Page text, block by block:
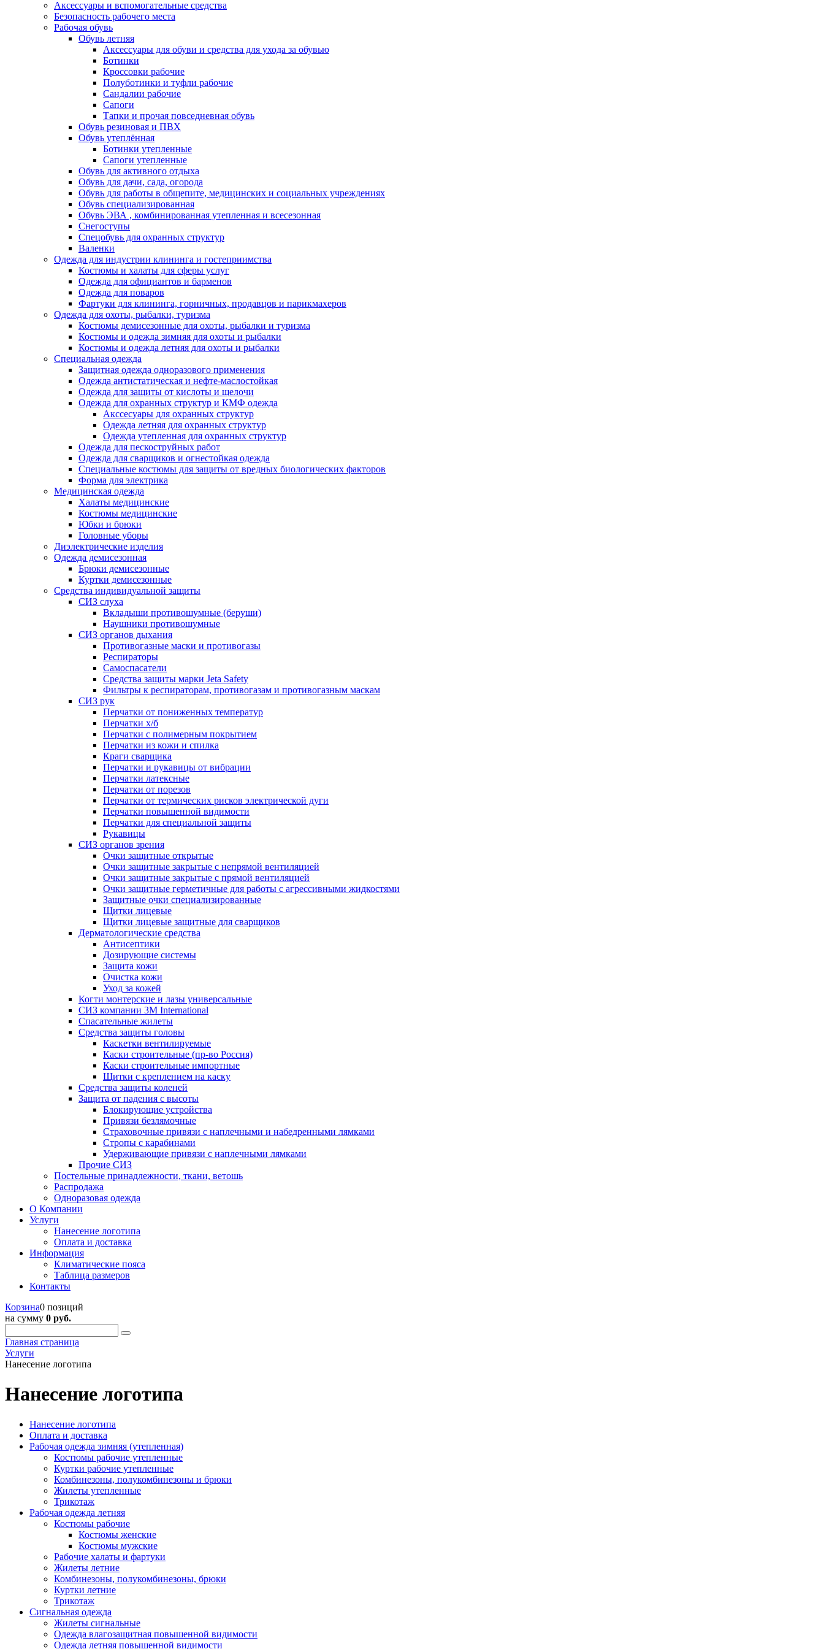
Аксессуары и вспомогательные средства
Безопасность рабочего места
Рабочая обувь
Обувь летняя
Аксессуары для обуви и средства для ухода за обувью
Ботинки
Кроссовки рабочие
Полуботинки и туфли рабочие
Сандалии рабочие
Сапоги
Тапки и прочая повседневная обувь
Обувь резиновая и ПВХ
Обувь утеплённая
Ботинки утепленные
Сапоги утепленные
Обувь для активного отдыха
Обувь для дачи, сада, огорода
Обувь для работы в общепите, медицинских и социальных учреждениях
Обувь специализированная
Обувь ЭВА , комбинированная утепленная и всесезонная
Снегоступы
Спецобувь для охранных структур
Валенки
Одежда для индустрии клининга и гостеприимства
Костюмы и халаты для сферы услуг
Одежда для официантов и барменов
Одежда для поваров
Фартуки для клининга, горничных, продавцов и парикмахеров
Одежда для охоты, рыбалки, туризма
Костюмы демисезонные для охоты, рыбалки и туризма
Костюмы и одежда зимняя для охоты и рыбалки
Костюмы и одежда летняя для охоты и рыбалки
Специальная одежда
Защитная одежда одноразового применения
Одежда антистатическая и нефте-маслостойкая
Одежда для защиты от кислоты и щелочи
Одежда для охранных структур и КМФ одежда
Акссесуары для охранных структур
Одежда летняя для охранных структур
Одежда утепленная для охранных структур
Одежда для пескоструйных работ
Одежда для сварщиков и огнестойкая одежда
Специальные костюмы для защиты от вредных биологических факторов
Форма для электрика
Медицинская одежда
Халаты медицинские
Костюмы медицинские
Юбки и брюки
Головные уборы
Диэлектрические изделия
Одежда демисезонная
Брюки демисезонные
Куртки демисезонные
Средства индивидуальной защиты
СИЗ слуха
Вкладыши противошумные (беруши)
Наушники противошумные
СИЗ органов дыхания
Противогазные маски и противогазы
Респираторы
Самоспасатели
Средства защиты марки Jeta Safety
Фильтры к респираторам, противогазам и противогазным маскам
СИЗ рук
Перчатки от пониженных температур
Перчатки х/б
Перчатки с полимерным покрытием
Перчатки из кожи и спилка
Краги сварщика
Перчатки и рукавицы от вибрации
Перчатки латексные
Перчатки от порезов
Перчатки от термических рисков электрической дуги
Перчатки повышенной видимости
Перчатки для специальной защиты
Рукавицы
СИЗ органов зрения
Очки защитные открытые
Очки защитные закрытые с непрямой вентиляцией
Очки защитные закрытые с прямой вентиляцией
Очки защитные герметичные для работы с агрессивными жидкостями
Защитные очки специализированные
Щитки лицевые
Щитки лицевые защитные для сварщиков
Дерматологические средства
Антисептики
Дозирующие системы
Защита кожи
Очистка кожи
Уход за кожей
Когти монтерские и лазы универсальные
СИЗ компании 3М International
Спасательные жилеты
Средства защиты головы
Каскетки вентилируемые
Каски строительные (пр-во Россия)
Каски строительные импортные
Щитки с креплением на каску
Средства защиты коленей
Защита от падения с высоты
Блокирующие устройства
Привязи безлямочные
Страховочные привязи с наплечными и набедренными лямками
Стропы с карабинами
Удерживающие привязи с наплечными лямками
Прочие СИЗ
Постельные принадлежности, ткани, ветошь
Распродажа
Одноразовая одежда
О Компании
Услуги
Нанесение логотипа
Оплата и доставка
Информация
Климатические пояса
Таблица размеров
Контакты
Корзина0 позиций
на сумму 0 руб.
Главная страница
Услуги
Нанесение логотипа
Нанесение логотипа
Нанесение логотипа
Оплата и доставка
Рабочая одежда зимняя (утепленная)
Костюмы рабочие утепленные
Куртки рабочие утепленные
Комбинезоны, полукомбинезоны и брюки
Жилеты утепленные
Трикотаж
Рабочая одежда летняя
Костюмы рабочие
Костюмы женские
Костюмы мужские
Рабочие халаты и фартуки
Жилеты летние
Комбинезоны, полукомбинезоны, брюки
Куртки летние
Трикотаж
Сигнальная одежда
Жилеты сигнальные
Одежда влагозащитная повышенной видимости
Одежда летняя повышенной видимости